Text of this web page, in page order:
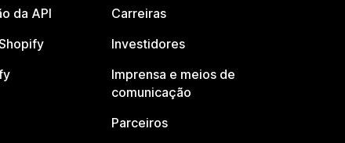
da API
Carreiras
Investidores
Imprensa e meios de
comunicação
Parceiros